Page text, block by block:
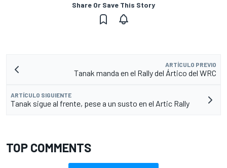
Share Or Save This Story
ARTÍCULO PREVIO
Tanak manda en el Rally del Ártico del WRC
ARTÍCULO SIGUIENTE
Tanak sigue al frente, pese a un susto en el Artic Rally
TOP COMMENTS